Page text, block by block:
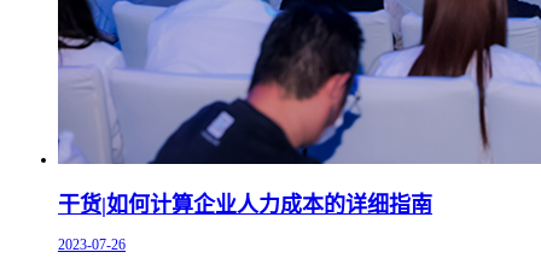
干货|如何计算企业人力成本的详细指南
2023-07-26